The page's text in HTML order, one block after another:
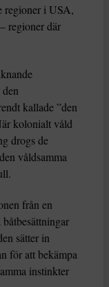
regioner i USA,
regioner där
kallade ”den
kolonialt våld
drogs de
våldsamma
från en
sätter in
för att bekämpa
instinkter